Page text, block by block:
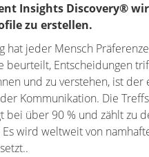
Insights Discovery®
zu erstellen.
hat jeder Mensch
beurteilt, Entscheidungen
und zu verstehen, ist
Kommunikation. Die
bei über 90 % und zählt zu
wird weltweit von